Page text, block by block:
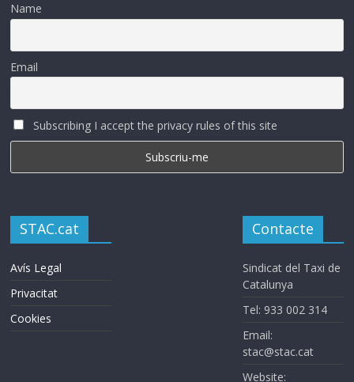
Name
Email
Subscribing I accept the privacy rules of this site
STAC.cat
Avís Legal
Privacitat
Cookies
Contacte
Sindicat del Taxi de
Catalunya
Tel: 933 002 314
Email:
stac@stac.cat
Website: